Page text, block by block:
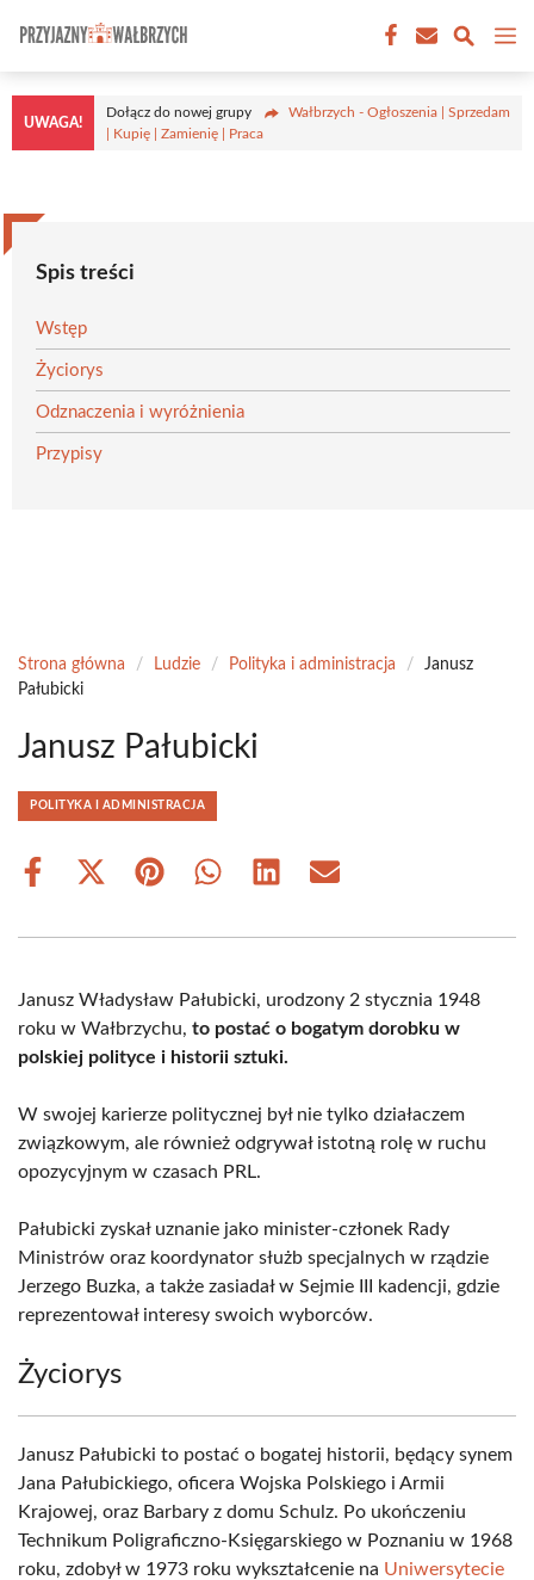
treści
UWAGA!
Dołącz do nowej grupy
Wałbrzych - Ogłoszenia | Sprzedam
| Kupię | Zamienię | Praca
Spis treści
Wstęp
Życiorys
Odznaczenia i wyróżnienia
Przypisy
Strona główna / Ludzie / Polityka i administracja /
Janusz
Pałubicki
Janusz Pałubicki
POLITYKA I ADMINISTRACJA
Share
Share
(Twitter)
Share Share Share Share
Janusz Władysław Pałubicki, urodzony 2 stycznia 1948
roku w Wałbrzychu, to postać o bogatym dorobku w
polskiej polityce i historii sztuki.
W swojej karierze politycznej był nie tylko działaczem
związkowym, ale również odgrywał istotną rolę w ruchu
opozycyjnym w czasach PRL.
Pałubicki zyskał uznanie jako minister-członek Rady
Ministrów oraz koordynator służb specjalnych w rządzie
Jerzego Buzka, a także zasiadał w Sejmie III kadencji, gdzie
reprezentował interesy swoich wyborców.
Życiorys
Janusz Pałubicki to postać o bogatej historii, będący synem
Jana Pałubickiego, oficera Wojska Polskiego i Armii
Krajowej, oraz Barbary z domu Schulz. Po ukończeniu
Technikum Poligraficzno-Księgarskiego w Poznaniu w 1968
roku, zdobył w 1973 roku wykształcenie na Uniwersytecie